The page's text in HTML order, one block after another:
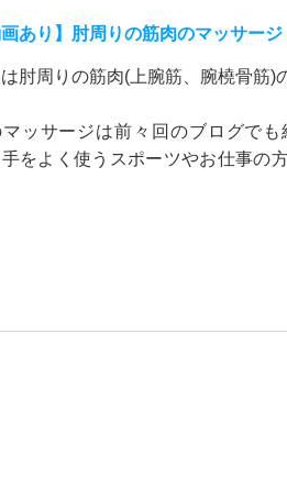
画あり】肘周りの筋肉のマッサージ
肘周りの筋肉(上腕筋、腕橈骨筋)
マッサージは前々回のブログで
をよく使うスポーツやお仕事の